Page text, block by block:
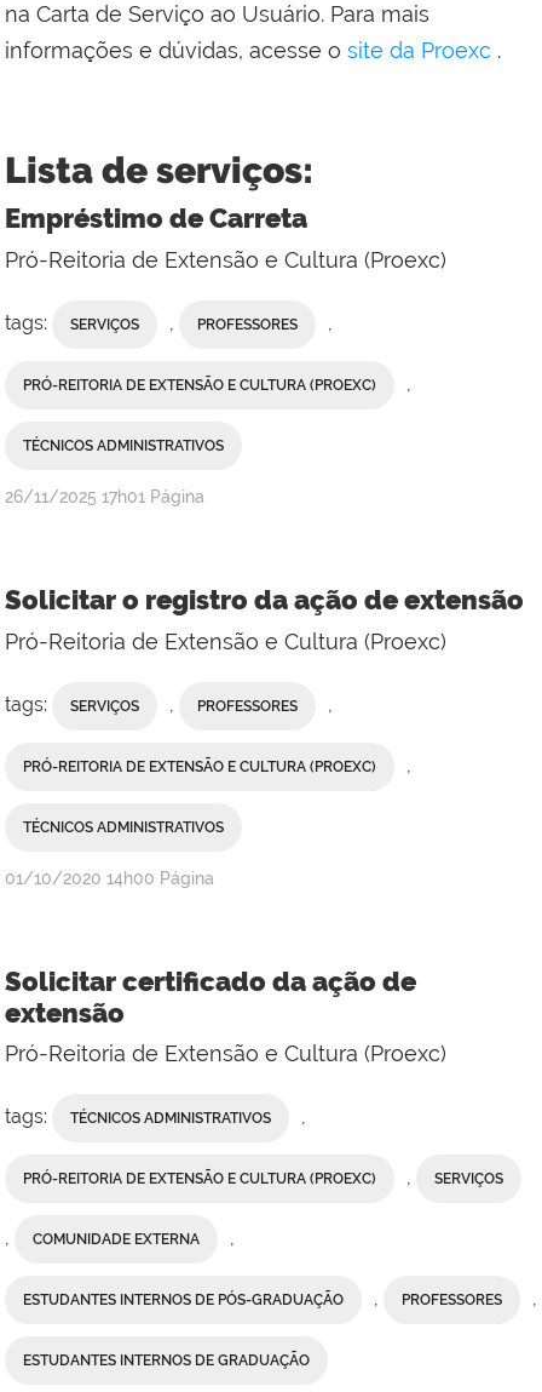
na Carta de Serviço ao Usuário. Para mais
informações e dúvidas, acesse o site da Proexc .
Lista de serviços:
Empréstimo de Carreta
Pró-Reitoria de Extensão e Cultura (Proexc)
tags: SERVIÇOS , PROFESSORES ,
PRÓ-REITORIA DE EXTENSÃO E CULTURA (PROEXC) ,
TÉCNICOS ADMINISTRATIVOS
publicado
26/11/2025 17h01 Página
Solicitar o registro da ação de extensão
Pró-Reitoria de Extensão e Cultura (Proexc)
tags: SERVIÇOS PROFESSORES
PRÓ-REITORIA DE EXTENSÃO E CULTURA (PROEXC)
TÉCNICOS ADMINISTRATIVOS
publicado
01/10/2020 14h00 Página
Solicitar certificado da ação de
extensão
Pró-Reitoria de Extensão e Cultura (Proexc)
tags: TÉCNICOS ADMINISTRATIVOS ,
PRÓ-REITORIA DE EXTENSÃO E CULTURA (PROEXC) , SERVIÇOS
, COMUNIDADE EXTERNA ,
ESTUDANTES INTERNOS DE PÓS-GRADUAÇÃO , PROFESSORES ,
ESTUDANTES INTERNOS DE GRADUAÇÃO